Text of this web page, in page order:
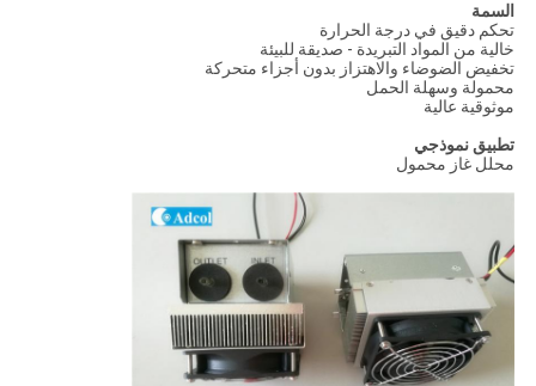
السمة
تحكم دقيق في درجة الحرارة
خالية من المواد التبريدة - صديقة للبيئة
تخفيض الضوضاء والاهتزاز بدون أجزاء متحركة
محمولة وسهلة الحمل
موثوقية عالية
تطبيق نموذجي
محلل غاز محمول